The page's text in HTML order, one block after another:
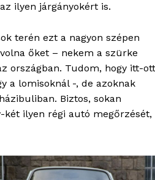
bSZ fiók
ilyen járgányokért is.
terén ezt a nagyon szépen
őket – nekem a szürke
országban. Tudom, hogy itt-ott
a lomisoknál -, de azoknak
Biztos, sokan
ilyen régi autó megőrzését,